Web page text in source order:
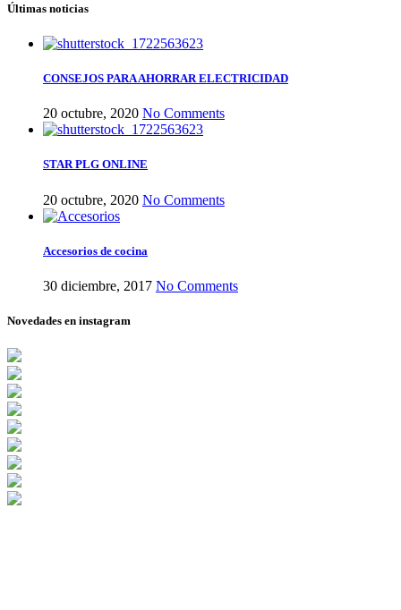
Últimas noticias
CONSEJOS PARA AHORRAR ELECTRICIDAD
20 octubre, 2020 No Comments
STAR PLG ONLINE
20 octubre, 2020 No Comments
Accesorios de cocina
30 diciembre, 2017 No Comments
Novedades en instagram